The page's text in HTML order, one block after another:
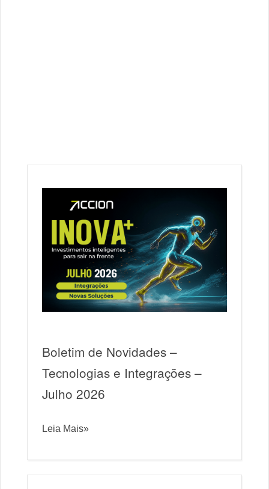
Boletim de Novidades –
Tecnologias e Integrações –
Julho 2026
Leia Mais»